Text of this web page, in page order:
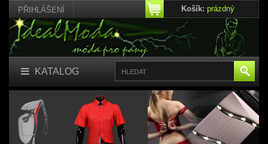
PŘIHLÁŠENÍ Košík: prázdný
KATALOG